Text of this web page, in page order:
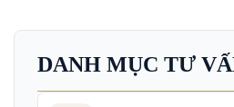
DANH MỤC TƯ